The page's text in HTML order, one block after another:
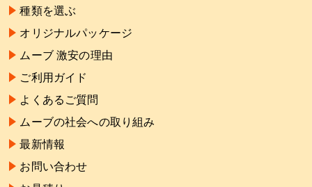
種類を選ぶ
オリジナルパッケージ
ムーブ 激安の理由
ご利用ガイド
よくあるご質問
ムーブの社会への取り組み
最新情報
お問い合わせ